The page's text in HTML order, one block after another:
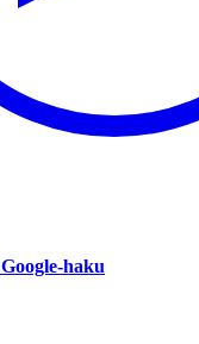
Google-haku